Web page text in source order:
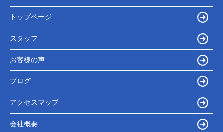
トップページ
スタッフ
お客様の声
ブログ
アクセスマップ
会社概要